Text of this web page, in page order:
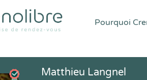
Pourquoi
Matthieu Langnel